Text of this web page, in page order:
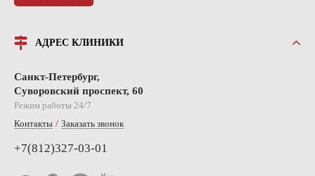
АДРЕС КЛИНИКИ
Санкт-Петербург,
Суворовский проспект, 60
Режим работы 24/7
Контакты / Заказать звонок
+7(812)327-03-01